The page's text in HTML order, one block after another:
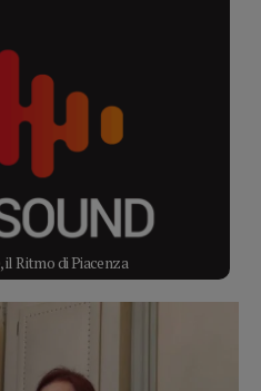
il Ritmo di Piacenza